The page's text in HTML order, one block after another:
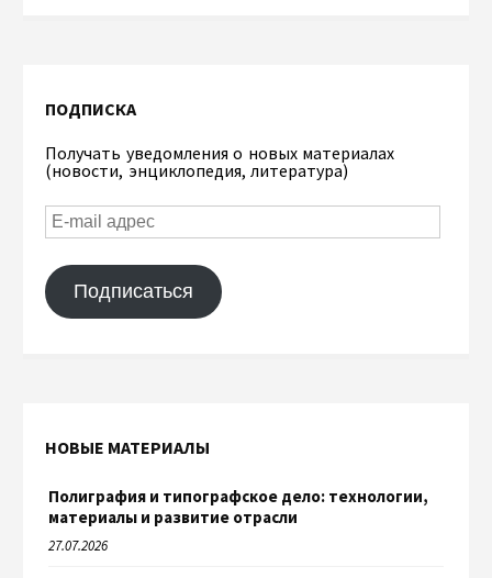
ПОДПИСКА
Получать уведомления о новых материалах
(новости, энциклопедия, литература)
Подписаться
НОВЫЕ МАТЕРИАЛЫ
Полиграфия и типографское дело: технологии,
материалы и развитие отрасли
27.07.2026